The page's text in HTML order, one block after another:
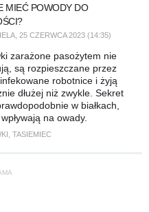
MIEĆ POWODY DO
25 CZERWCA 2023 (14:35)
zarażone pasożytem nie
są rozpieszczane przez
robotnice i żyją
dłużej niż zwykle. Sekret
w białkach,
na owady.
TASIEMIEC